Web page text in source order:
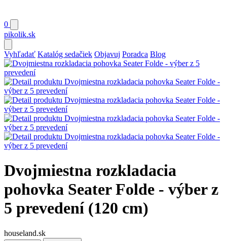
0
pikolik.sk
Vyhľadať Katalóg sedačiek Objavuj Poradca Blog
Dvojmiestna rozkladacia
pohovka Seater Folde - výber z
5 prevedení (120 cm)
houseland.sk